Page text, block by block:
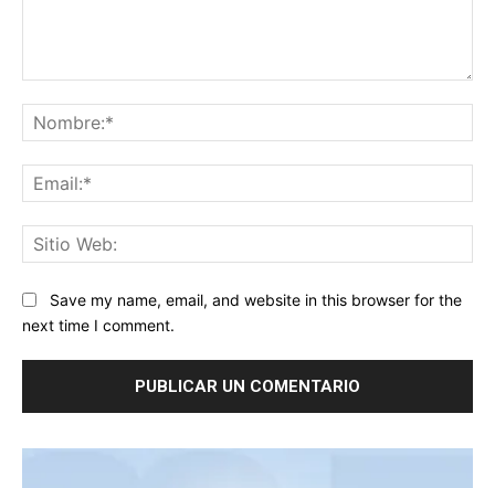
Save my name, email, and website in this browser for the
next time I comment.